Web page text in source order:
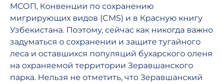
МСОП, Конвенции по сохранению
мигрирующих видов (CMS) и в Красную книгу
Узбекистана. Поэтому, сейчас как никогда важно
задуматься о сохранении и защите тугайного
леса и оставшихся популяций бухарского оленя
на охраняемой территории Зеравшанского
парка. Нельзя не отметить, что Зеравшанский